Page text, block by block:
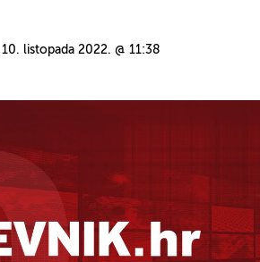
10. listopada 2022. @ 11:38